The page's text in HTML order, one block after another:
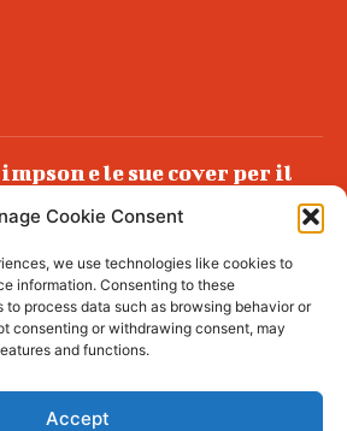
Cookie Consent
we use technologies like cookies to
information. Consenting to these
process data such as browsing behavior or
consenting or withdrawing consent, may
and functions.
Accept
e le sue cover per il
ha condannato